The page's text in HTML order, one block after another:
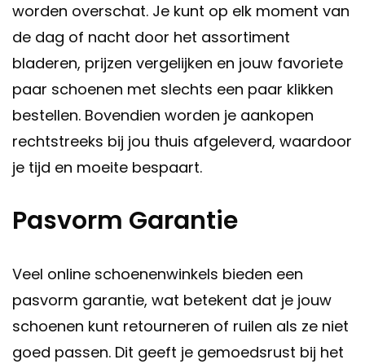
worden overschat. Je kunt op elk moment van
de dag of nacht door het assortiment
bladeren, prijzen vergelijken en jouw favoriete
paar schoenen met slechts een paar klikken
bestellen. Bovendien worden je aankopen
rechtstreeks bij jou thuis afgeleverd, waardoor
je tijd en moeite bespaart.
Pasvorm Garantie
Veel online schoenenwinkels bieden een
pasvorm garantie, wat betekent dat je jouw
schoenen kunt retourneren of ruilen als ze niet
goed passen. Dit geeft je gemoedsrust bij het